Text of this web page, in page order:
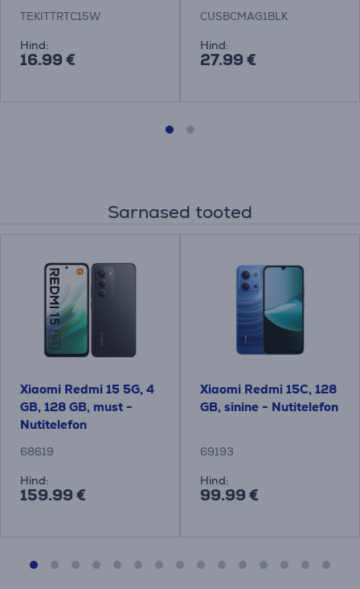
TEKITTRTC15W
Hind:
16.99 €
Juhtmevaba laadija
CUSBCMAG1BLK
Hind:
27.99 €
Sarnased tooted
Xiaomi Redmi 15 5G, 4
GB, 128 GB, must -
Nutitelefon
68619
Hind:
159.99 €
Xiaomi Redmi 15C, 128
GB, sinine - Nutitelefon
69193
Hind:
99.99 €